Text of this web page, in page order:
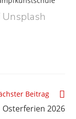
Beitrag
Osterferien 2026